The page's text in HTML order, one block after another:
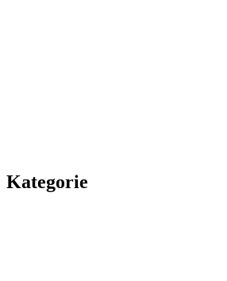
Kategorie